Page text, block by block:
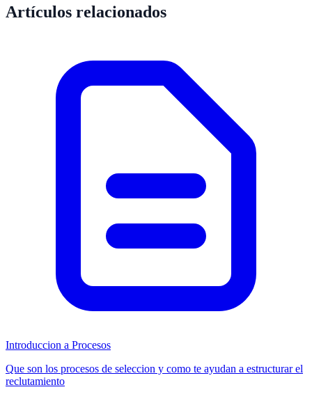
Artículos relacionados
Introduccion a Procesos
Que son los procesos de seleccion y como te ayudan a estructurar el
reclutamiento